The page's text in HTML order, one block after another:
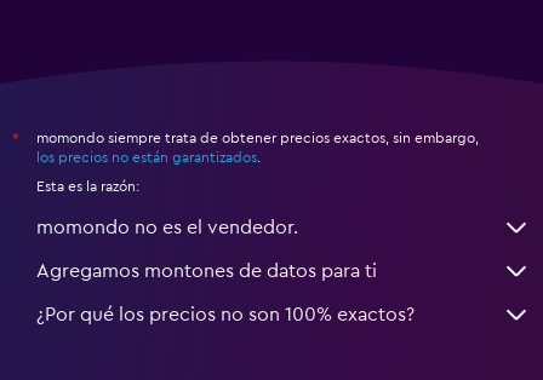
*
momondo siempre trata de obtener precios exactos, sin embargo,
los precios no están garantizados.
Esta es la razón:
momondo no es el vendedor.
Agregamos montones de datos para ti
¿Por qué los precios no son 100% exactos?